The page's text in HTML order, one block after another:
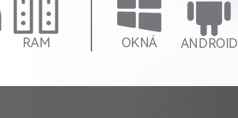
RAM OKNÁ ANDROID